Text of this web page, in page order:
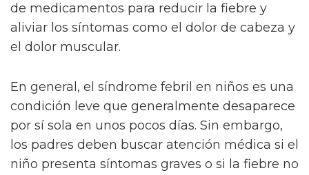
de medicamentos para reducir la fiebre y
aliviar los síntomas como el dolor de cabeza y
el dolor muscular.
En general, el síndrome febril en niños es una
condición leve que generalmente desaparece
por sí sola en unos pocos días. Sin embargo,
los padres deben buscar atención médica si el
niño presenta síntomas graves o si la fiebre no